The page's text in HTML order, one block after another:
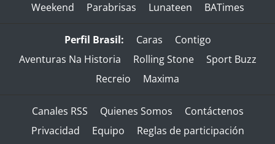
Weekend
Parabrisas Lunateen BATimes
Perfil Brasil: Caras
Contigo
Aventuras Na Historia
Rolling Stone
Sport Buzz
Recreio
Maxima
Canales RSS Quienes Somos
Contáctenos
Privacidad
Equipo
Reglas de participación